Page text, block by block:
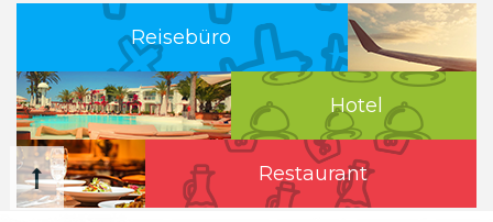
Reisebüro
Hotel
Restaurant